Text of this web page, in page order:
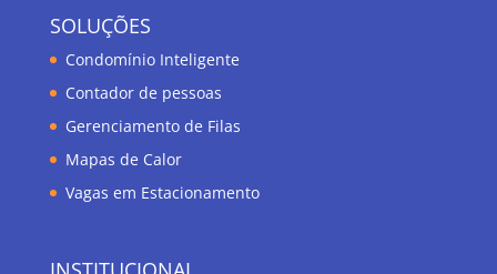
SOLUÇÕES
Condomínio Inteligente
Contador de pessoas
Gerenciamento de Filas
Mapas de Calor
Vagas em Estacionamento